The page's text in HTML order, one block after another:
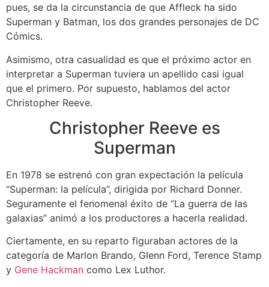
pues, se da la circunstancia de que Affleck ha sido
Superman y Batman, los dos grandes personajes de DC
Cómics.
Asimismo, otra casualidad es que el próximo actor en
interpretar a Superman tuviera un apellido casi igual
que el primero. Por supuesto, hablamos del actor
Christopher Reeve.
Christopher Reeve es
Superman
En 1978 se estrenó con gran expectación la película
“Superman: la película”, dirigida por Richard Donner.
Seguramente el fenomenal éxito de “La guerra de las
galaxias” animó a los productores a hacerla realidad.
Ciertamente, en su reparto figuraban actores de la
categoría de Marlon Brando, Glenn Ford, Terence Stamp
y Gene Hackman como Lex Luthor.